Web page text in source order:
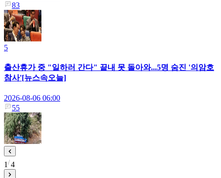
83
5
출산휴가 중 "일하러 간다" 끝내 못 돌아와...5명 숨진 '의암호
참사'[뉴스속오늘]
2026-08-06 06:00
55
1 4